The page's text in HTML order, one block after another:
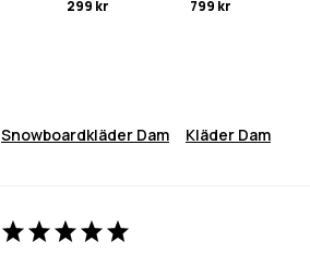
299 kr
799 kr
Snowboardkläder Dam Kläder Dam